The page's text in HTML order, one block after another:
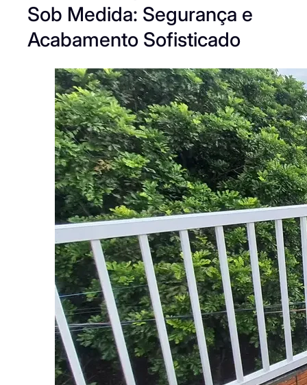
Sob Medida: Segurança e
Acabamento Sofisticado